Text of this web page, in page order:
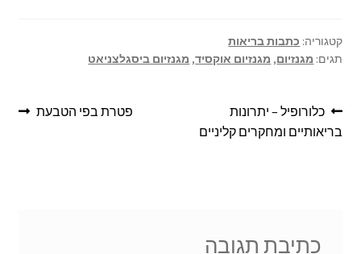
o
o
k
sA
p
p
n
ge
r
e
קטגוריה: כתבות בריאות
תגים: מגנזיום, מגנזיום אוקסיד, מגנזיום ביסגלצניאט
כלורופיל – יתרונות
בריאותיים ומחקרים קליניים
פטרת בפי הטבעת
כתיבת תגובה